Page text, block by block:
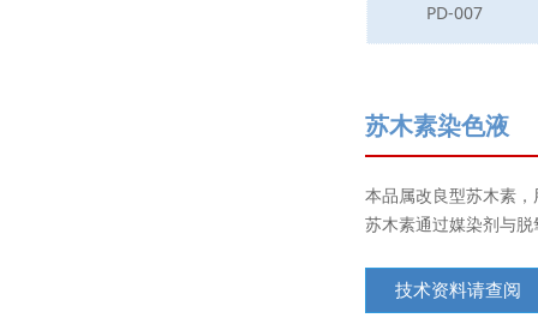
PD-007
技术资料请查阅
苏木素染色液
本品属改良型苏木素
苏木素通过媒染剂与